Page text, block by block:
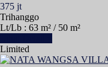
375 jt
Trihanggo
Lt/Lb : 63 m² / 50 m²
Limited